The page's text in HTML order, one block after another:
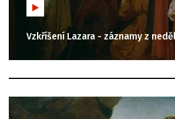
Vzkříšení Lazara - záznamy z